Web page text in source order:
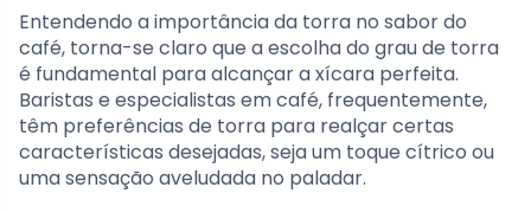
Entendendo a importância da torra no sabor do
café, torna-se claro que a escolha do grau de torra
é fundamental para alcançar a xícara perfeita.
Baristas e especialistas em café, frequentemente,
têm preferências de torra para realçar certas
características desejadas, seja um toque cítrico ou
uma sensação aveludada no paladar.